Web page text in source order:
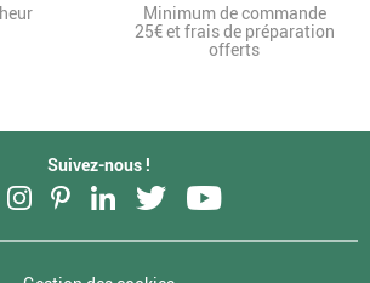
Minimum de commande
25€ et frais de préparation
offerts
Suivez-nous !
Instagram
Pinterest
LinkedIn
TwitterYouTube